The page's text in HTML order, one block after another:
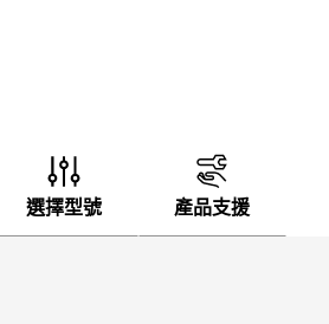
選擇型號 產品支援